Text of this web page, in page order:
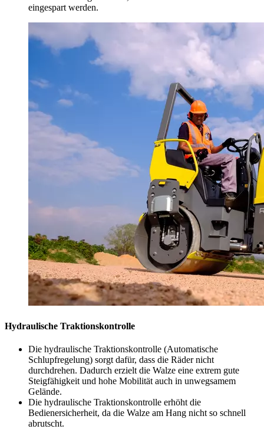
eingespart werden.
Hydraulische Traktionskontrolle
Die hydraulische Traktionskontrolle (Automatische
Schlupfregelung) sorgt dafür, dass die Räder nicht
durchdrehen. Dadurch erzielt die Walze eine extrem gute
Steigfähigkeit und hohe Mobilität auch in unwegsamem
Gelände.
Die hydraulische Traktionskontrolle erhöht die
Bedienersicherheit, da die Walze am Hang nicht so schnell
abrutscht.